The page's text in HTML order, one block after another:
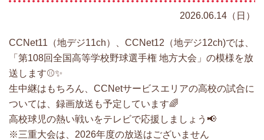
2026.06.14（日）
CCNet11（地デジ11ch）、CCNet12（地デジ12ch)では、
「第108回全国高等学校野球選手権 地方大会」の模様を放
送します⚾✨
生中継はもちろん、CCNetサービスエリアの高校の試合に
ついては、録画放送も予定しています🌈
高校球児の熱い戦いをテレビで応援しましょう📢
※三重大会は、2026年度の放送はございません